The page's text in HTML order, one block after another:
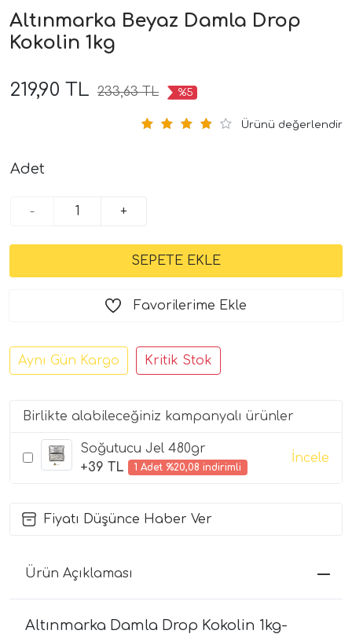
Altınmarka Beyaz Damla Drop
Kokolin 1kg
219,90 TL 233,63 TL %5
Ürünü değerlendir
Adet
- +
Favorilerime Ekle
Aynı Gün Kargo Kritik Stok
Birlikte alabileceğiniz kampanyalı ürünler
Soğutucu Jel 480gr
+39 TL
1 Adet %20,08 indirimli
İncele
Fiyatı Düşünce Haber Ver
Ürün Açıklaması
Altınmarka Damla Drop Kokolin 1kg-